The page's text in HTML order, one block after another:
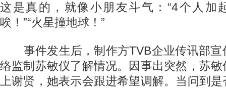
这是真的，就像小朋友斗气：“4个人加
唉！”“火星撞地球！”
事件发生后，制作方TVB企业传讯部宣
络监制苏敏仪了解情况。因事出突然，苏
上谢贤，她表示会跟进希望调解。当问到